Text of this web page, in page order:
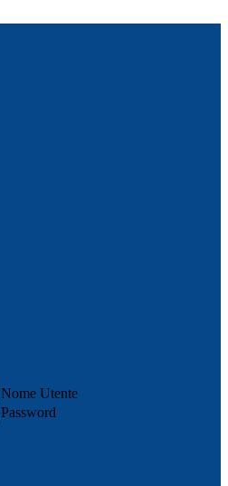
Nome Utente
Password